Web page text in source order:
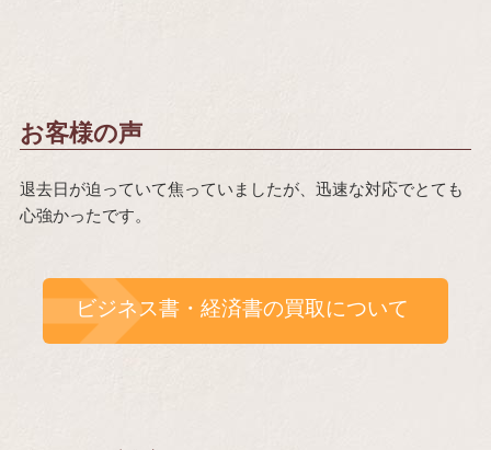
お客様の声
退去日が迫っていて焦っていましたが、迅速な対応でとても
心強かったです。
ビジネス書・経済書の買取について